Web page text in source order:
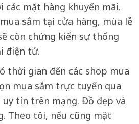
các mặt hàng khuyến mãi.
sắm tại cửa hàng, mùa lễ
còn chứng kiến sự thống
điện tử.
thời gian đến các shop mua
mua sắm trực tuyến qua
tín trên mạng. Đồ đẹp và
Theo tôi, nếu cũng mặt